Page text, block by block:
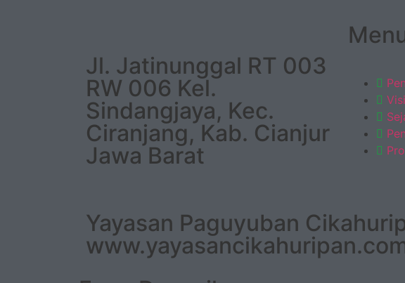
Jl. Jatinunggal RT 003
RW 006 Kel.
Sindangjaya, Kec.
Ciranjang, Kab. Cianjur
Jawa Barat
Yayasan Paguyuban